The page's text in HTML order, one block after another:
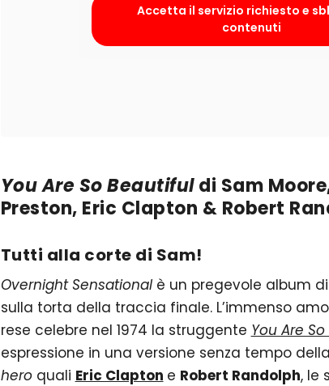
Accetta il servizio richiesto e
contenuti
You Are So Beautifuldi Sam
Preston, Eric Clapton & Robert
Tutti alla corte di Sam!
Overnight Sensational è un pregevole album
sulla torta della traccia finale. L’immenso
rese celebre nel 1974 la struggente You Are
espressione in una versione senza tempo
hero quali Eric Clapton e Robert Randolph, le